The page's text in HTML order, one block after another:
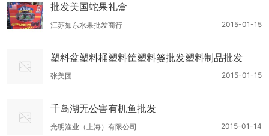
批发美国蛇果礼盒
2015-01-15
江苏如东水果批发商行
塑料盆塑料桶塑料筐塑料篓批发塑料制品批发
2015-01-15
张美团
千岛湖无公害有机鱼批发
2015-01-14
光明渔业（上海）有限公司